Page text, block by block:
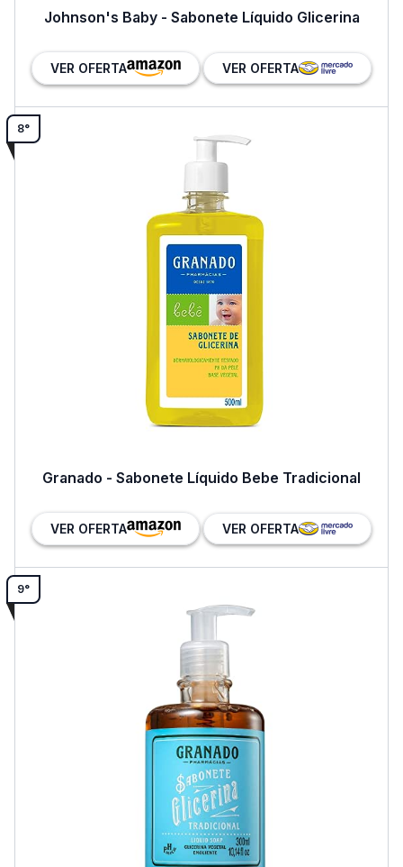
Johnson's Baby - Sabonete Líquido Glicerina
VER OFERTA VER OFERTA
8°
Granado - Sabonete Líquido Bebe Tradicional
VER OFERTA VER OFERTA
9°